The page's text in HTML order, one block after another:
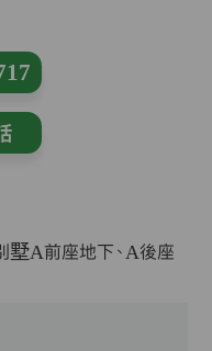
墅A前座地下、A後座